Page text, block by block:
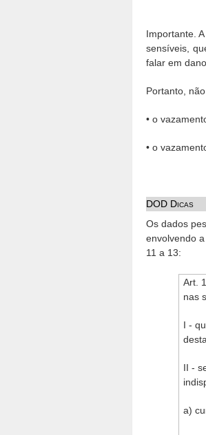
Importante.
sensíveis,
falar em
Portanto,
• o
• o
DOD Dicas
Os dados
envolvendo
11 a 13:
Art.
nas
I -
II -
a)